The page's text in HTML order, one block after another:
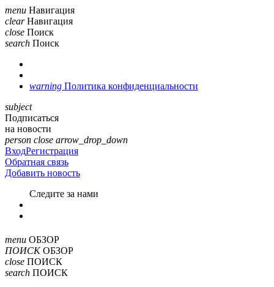
menu Навигация
clear Навигация
close Поиск
search Поиск
warning Политика конфиденциальности
subject
Подписаться
на новости
person close arrow_drop_down
ВходРегистрация
Обратная связь
Добавить новость
Cледите за нами
menu ОБЗОР
ПОИСК ОБЗОР
close ПОИСК
search ПОИСК